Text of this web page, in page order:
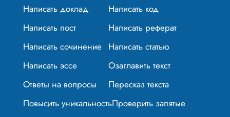
Написать доклад
Написать код
Написать пост
Написать реферат
Написать сочинение Написать статью
Написать эссе
Озаглавить текст
Ответы на вопросы
Пересказ текста
Повысить уникальностьПроверить запятые